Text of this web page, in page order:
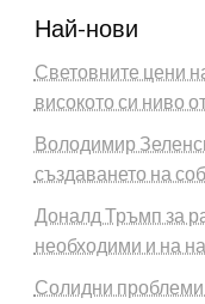
Най-нови
Световните цени
високото си ниво
Володимир
създаването на
Доналд Тръмп за
необходими и на
Солидни проблеми